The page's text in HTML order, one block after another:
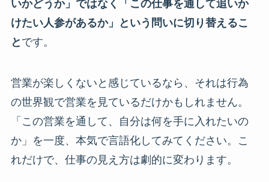
いかどうか」ではなく「この仕事を通して追いか
けたい人参があるか」という問いに切り替えるこ
と です。
営業が楽しくないと感じているなら、それは行為
の世界観で営業を見ているだけかもしれません。
「この営業を通して、自分は何を手に入れたいの
か」を一度、本気で言語化してみてください。こ
れだけで、仕事の見え方は劇的に変わります。